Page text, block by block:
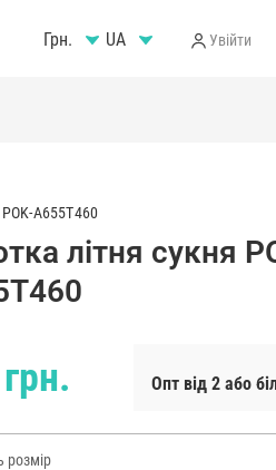
Грн. Увійти
A655T460
літня сукня
Опт від 2 або
розмір